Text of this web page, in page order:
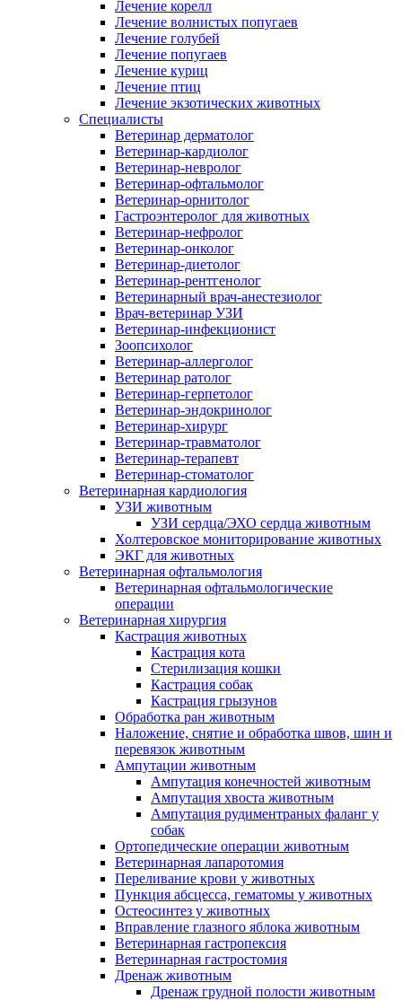
Лечение корелл
Лечение волнистых попугаев
Лечение голубей
Лечение попугаев
Лечение куриц
Лечение птиц
Лечение экзотических животных
Специалисты
Ветеринар дерматолог
Ветеринар-кардиолог
Ветеринар-невролог
Ветеринар-офтальмолог
Ветеринар-орнитолог
Гастроэнтеролог для животных
Ветеринар-нефролог
Ветеринар-онколог
Ветеринар-диетолог
Ветеринар-рентгенолог
Ветеринарный врач-анестезиолог
Врач-ветеринар УЗИ
Ветеринар-инфекционист
Зоопсихолог
Ветеринар-аллерголог
Ветеринар ратолог
Ветеринар-герпетолог
Ветеринар-эндокринолог
Ветеринар-хирург
Ветеринар-травматолог
Ветеринар-терапевт
Ветеринар-стоматолог
Ветеринарная кардиология
УЗИ животным
УЗИ сердца/ЭХО сердца животным
Холтеровское мониторирование животных
ЭКГ для животных
Ветеринарная офтальмология
Ветеринарная офтальмологические
операции
Ветеринарная хирургия
Кастрация животных
Кастрация кота
Стерилизация кошки
Кастрация собак
Кастрация грызунов
Обработка ран животным
Наложение, снятие и обработка швов, шин и
перевязок животным
Ампутации животным
Ампутация конечностей животным
Ампутация хвоста животным
Ампутация рудиментраных фаланг у
собак
Ортопедические операции животным
Ветеринарная лапаротомия
Переливание крови у животных
Пункция абсцесса, гематомы у животных
Остеосинтез у животных
Вправление глазного яблока животным
Ветеринарная гастропексия
Ветеринарная гастростомия
Дренаж животным
Дренаж грудной полости животным